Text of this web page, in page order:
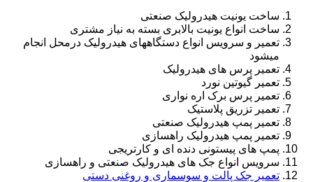
ساخت یونیت هیدرولیک صنعتی
ساخت انواع یونیت بالابری بسته به نیاز مشتری
تعمیر و سرویس انواع دستگاههای هیدرولیک درمحل انجام
میشود
تعمیر پرس های هیدرولیک
تعمیر گیوتین نورد
تعمیر پرس برک اره نواری
تعمیر تزریق پلاستیک
تعمیر پمپ هیدرولیک صنعتی
تعمیر پمپ هیدرولیک راهسازی
پمپ های پیستونی دنده ای و کارتریجی
سرویس انواع جک های هیدرولیک صنعتی و راهسازی
تعمیر جک پالت و سوسماری و روغنی دستی